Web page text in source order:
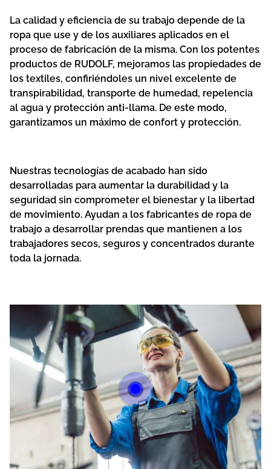
La calidad y eficiencia de su trabajo depende de la
ropa que use y de los auxiliares aplicados en el
proceso de fabricación de la misma. Con los potentes
productos de RUDOLF, mejoramos las propiedades de
los textiles, confiriéndoles un nivel excelente de
transpirabilidad, transporte de humedad, repelencia
al agua y protección anti-llama. De este modo,
garantizamos un máximo de confort y protección.
Nuestras tecnologías de acabado han sido
desarrolladas para aumentar la durabilidad y la
seguridad sin comprometer el bienestar y la libertad
de movimiento. Ayudan a los fabricantes de ropa de
trabajo a desarrollar prendas que mantienen a los
trabajadores secos, seguros y concentrados durante
toda la jornada.